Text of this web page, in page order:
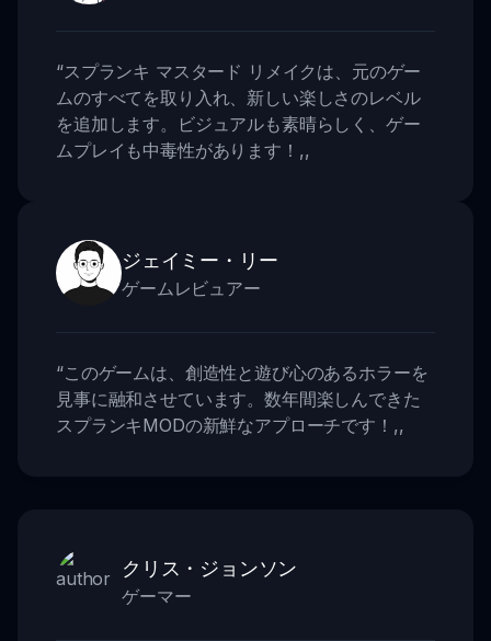
“スプランキ マスタード リメイクは、元のゲー
ムのすべてを取り入れ、新しい楽しさのレベル
を追加します。ビジュアルも素晴らしく、ゲー
ムプレイも中毒性があります！ ,,
ジェイミー・リー
ゲームレビュアー
“このゲームは、創造性と遊び心のあるホラーを
見事に融和させています。数年間楽しんできた
スプランキMODの新鮮なアプローチです！ ,,
クリス・ジョンソン
ゲーマー